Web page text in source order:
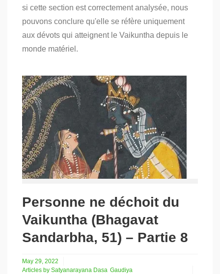
ne
du
Vaikuntha
(Bhagavat
Sandarbha,
Partie
9
si cette section est correctement analysée, nous
pouvons conclure qu'elle se réfère uniquement
aux dévots qui atteignent le Vaikuntha depuis le
monde matériel.
Personne ne déchoit du
Vaikuntha (Bhagavat
Sandarbha, 51) – Partie 8
May 29, 2022
Articles by Satyanarayana Dasa Gaudiya